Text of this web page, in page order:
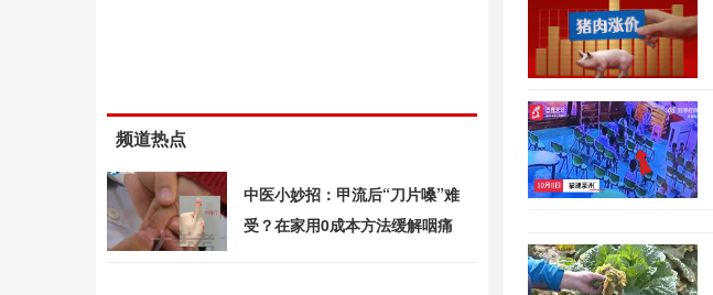
频道热点
中医小妙招：甲流后“刀片嗓”难
受？在家用0成本方法缓解咽痛